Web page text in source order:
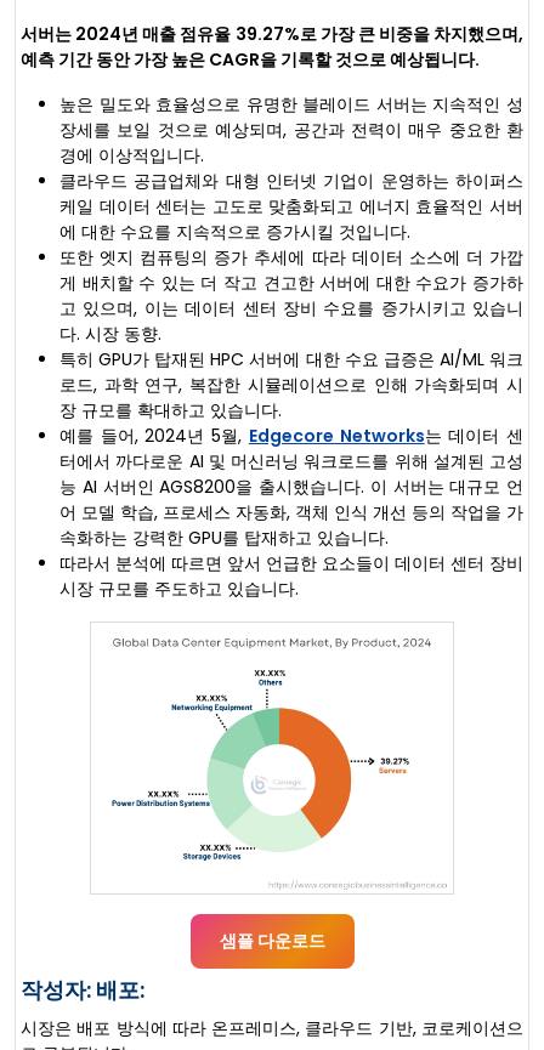
서버는 2024년 매출 점유율 39.27%로 가장 큰 비중을 차지했으며,
예측 기간 동안 가장 높은 CAGR을 기록할 것으로 예상됩니다.
높은 밀도와 효율성으로 유명한 블레이드 서버는 지속적인 성
장세를 보일 것으로 예상되며, 공간과 전력이 매우 중요한 환
경에 이상적입니다.
클라우드 공급업체와 대형 인터넷 기업이 운영하는 하이퍼스
케일 데이터 센터는 고도로 맞춤화되고 에너지 효율적인 서버
에 대한 수요를 지속적으로 증가시킬 것입니다.
또한 엣지 컴퓨팅의 증가 추세에 따라 데이터 소스에 더 가깝
게 배치할 수 있는 더 작고 견고한 서버에 대한 수요가 증가하
고 있으며, 이는 데이터 센터 장비 수요를 증가시키고 있습니
다. 시장 동향.
특히 GPU가 탑재된 HPC 서버에 대한 수요 급증은 AI/ML 워크
로드, 과학 연구, 복잡한 시뮬레이션으로 인해 가속화되며 시
장 규모를 확대하고 있습니다.
예를 들어, 2024년 5월, Edgecore Networks는 데이터 센
터에서 까다로운 AI 및 머신러닝 워크로드를 위해 설계된 고성
능 AI 서버인 AGS8200을 출시했습니다. 이 서버는 대규모 언
어 모델 학습, 프로세스 자동화, 객체 인식 개선 등의 작업을 가
속화하는 강력한 GPU를 탑재하고 있습니다.
따라서 분석에 따르면 앞서 언급한 요소들이 데이터 센터 장비
시장 규모를 주도하고 있습니다.
샘플 다운로드
작성자: 배포:
시장은 배포 방식에 따라 온프레미스, 클라우드 기반, 코로케이션으